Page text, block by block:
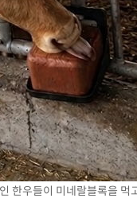
47.82%·김민석
승리…50.30%
사"
년 차에 첫 정
이 '소동'
0 승리(종합)
팅 0개
는 특급대우'
시설 '온도차'
한우들이 미네랄블록을 먹